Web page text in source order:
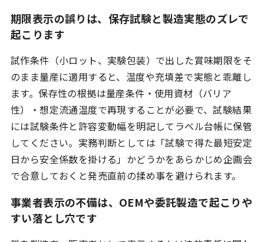
期限表示の誤りは、保存試験と製造実態のズレで
起こります
試作条件（小ロット、実験包装）で出した賞味期限をそ
のまま量産に適用すると、温度や充填差で実態と乖離し
ます。保存性の根拠は量産条件・使用資材（バリア
性）・想定流通温度で再現することが必要で、試験結果
には試験条件と許容変動幅を明記してラベル台帳に保管
してください。実務判断としては「試験で得た最短安定
日から安全係数を掛ける」かどうかをあらかじめ企画会
で合意しておくと発売直前の揉め事を避けられます。
事業者表示の不備は、OEMや委託製造で起こりや
すい落とし穴です